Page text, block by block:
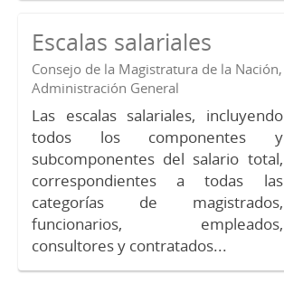
Escalas salariales
Consejo de la Magistratura de la Nación,
Administración General
Las escalas salariales, incluyendo
todos los componentes y
subcomponentes del salario total,
correspondientes a todas las
categorías de magistrados,
funcionarios, empleados,
consultores y contratados...